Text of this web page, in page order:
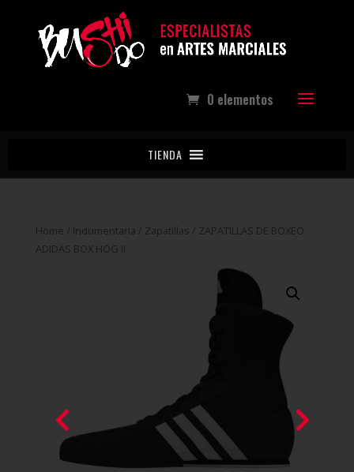
0 elementos
TIENDA
Home / Indumentaria / Zapatillas / ZAPATILLAS DE BOXEO
ADIDAS BOX HOG II